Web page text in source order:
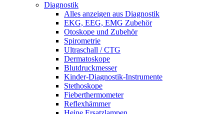
Diagnostik
Alles anzeigen aus Diagnostik
EKG, EEG, EMG Zubehör
Otoskope und Zubehör
Spirometrie
Ultraschall / CTG
Dermatoskope
Blutdruckmesser
Kinder-Diagnostik-Instrumente
Stethoskope
Fieberthermometer
Reflexhämmer